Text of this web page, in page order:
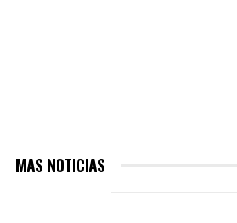
MAS NOTICIAS